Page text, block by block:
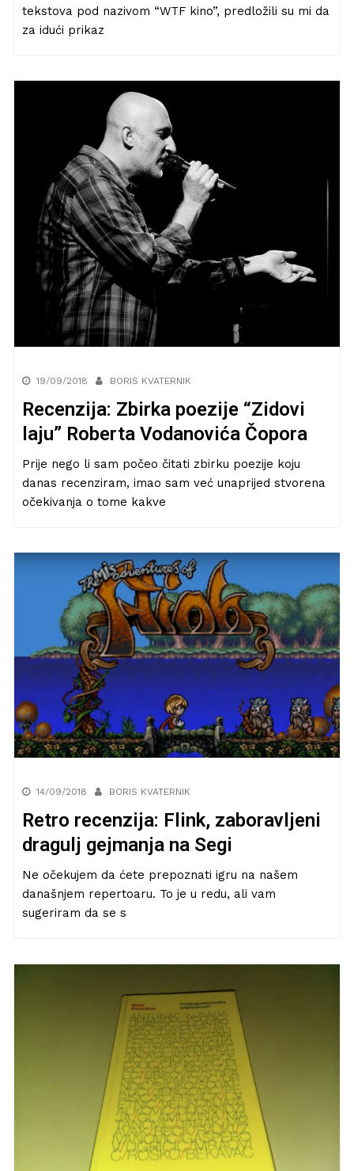
tekstova pod nazivom “WTF kino”, predložili su mi da
za idući prikaz
19/09/2018 BORIS KVATERNIK
Recenzija: Zbirka poezije “Zidovi
laju” Roberta Vodanovića Čopora
Prije nego li sam počeo čitati zbirku poezije koju
danas recenziram, imao sam već unaprijed stvorena
očekivanja o tome kakve
14/09/2018 BORIS KVATERNIK
Retro recenzija: Flink, zaboravljeni
dragulj gejmanja na Segi
Ne očekujem da ćete prepoznati igru na našem
današnjem repertoaru. To je u redu, ali vam
sugeriram da se s